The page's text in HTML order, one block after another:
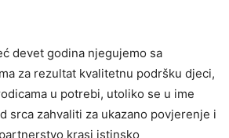
devet godina njegujemo sa
za rezultat kvalitetnu podršku djeci,
u potrebi, utoliko se u ime
srca zahvaliti za ukazano povjerenje i
krasi istinsko